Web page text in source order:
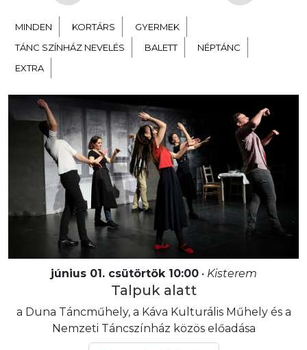
MINDEN KORTÁRS
GYERMEK
TÁNC SZÍNHÁZ NEVELÉS
BALETT
NÉPTÁNC
EXTRA
június 01. csütörtök 10:00• Kisterem
Talpuk alatt
a Duna Táncműhely, a Káva Kulturális Műhely és a
Nemzeti Táncszínház közös előadása